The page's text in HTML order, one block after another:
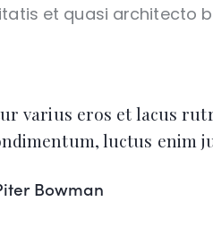
et quasi architecto
varius eros et lacus
luctus enim
Bowman